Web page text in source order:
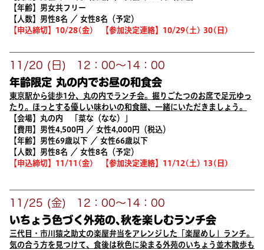
【年齢】男女共フリー
【人数】男性8名 ／ 女性8名（予定）
【申込締切】 10/28(金) 【参加決定連絡】 10/29(土) 30( 日 )
11/20 (日) 12：00～14：00
年齢限定 丸の内でお昼の和食会
東京駅から徒歩1分、丸の内でランチ会。掘りごたつのお席で足元ゆっ
たり。ほっとする優しい味わいの和食膳、一緒にいただきましょう。
【会場】丸の内 「菜な（なな）」
【費用】男性4,500円 ／ 女性4,000円（税込）
【年齢】男性69歳以下 ／ 女性66歳以下
【人数】男性8名 ／ 女性8名（予定）
【申込締切】 11/11(金) 【参加決定連絡】 11/12(土) 13( 日 )
11/25 (金) 12：00～14：00
いちょう色づく外苑の､秋を楽しむランチ会
三代目・市川猿之助丈の楽屋弁当をアレンジした「楽屋めし」ランチ。
気の合う方を見つけて、食後は秋色に染まる外苑のいちょう並木散歩も